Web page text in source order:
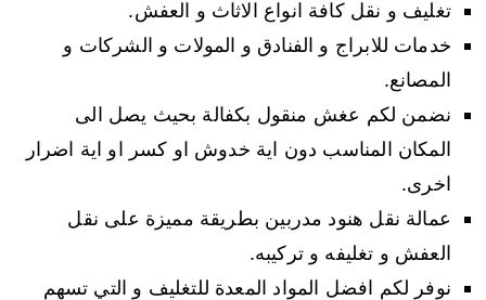
تغليف و نقل كافة انواع الاثاث و العفش.
خدمات للابراج و الفنادق و المولات و الشركات و
المصانع.
نضمن لكم عغش منقول بكفالة بحيث يصل الى
المكان المناسب دون اية خدوش او كسر او اية اضرار
اخرى.
عمالة نقل هنود مدربين بطريقة مميزة على نقل
العفش و تغليفه و تركيبه.
نوفر لكم افضل المواد المعدة للتغليف و التي تسهم